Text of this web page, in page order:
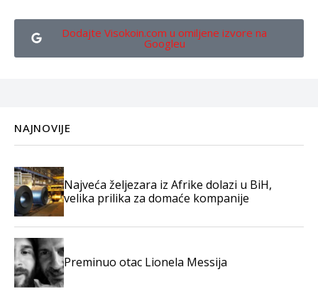
Dodajte Visokoin.com u omiljene izvore na
Googleu
NAJNOVIJE
Najveća željezara iz Afrike dolazi u BiH,
velika prilika za domaće kompanije
Preminuo otac Lionela Messija